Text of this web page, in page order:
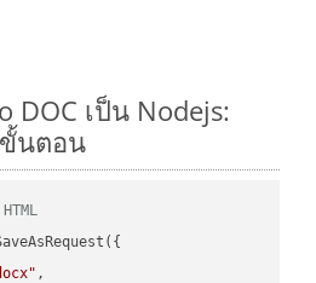
DOC เป็น Nodejs:
นตอน
,